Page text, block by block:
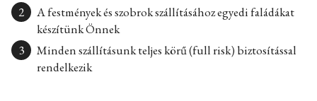
A festmények és szobrok szállításához egyedi faládákat
készítünk Önnek
Minden szállításunk teljes körű (full risk) biztosítással
rendelkezik